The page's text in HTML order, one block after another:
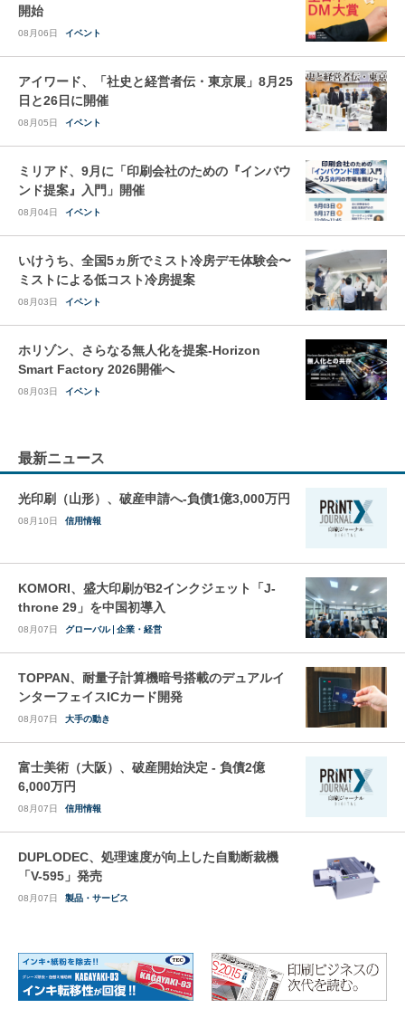
開始
08月06日 イベント
アイワード、「社史と経営者伝・東京展」8月25
日と26日に開催
08月05日 イベント
ミリアド、9月に「印刷会社のための『インバウ
ンド提案』入門」開催
08月04日 イベント
いけうち、全国5ヵ所でミスト冷房デモ体験会〜
ミストによる低コスト冷房提案
08月03日 イベント
ホリゾン、さらなる無人化を提案-Horizon
Smart Factory 2026開催へ
08月03日 イベント
最新ニュース
光印刷（山形）、破産申請へ-負債1億3,000万円
08月10日 信用情報
KOMORI、盛大印刷がB2インクジェット「J-
throne 29」を中国初導入
08月07日 グローバル 企業・経営
TOPPAN、耐量子計算機暗号搭載のデュアルイ
ンターフェイスICカード開発
08月07日 大手の動き
富士美術（大阪）、破産開始決定 - 負債2億
6,000万円
08月07日 信用情報
DUPLODEC、処理速度が向上した自動断裁機
「V-595」発売
08月07日 製品・サービス